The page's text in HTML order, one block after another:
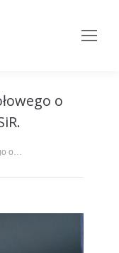
o
o…